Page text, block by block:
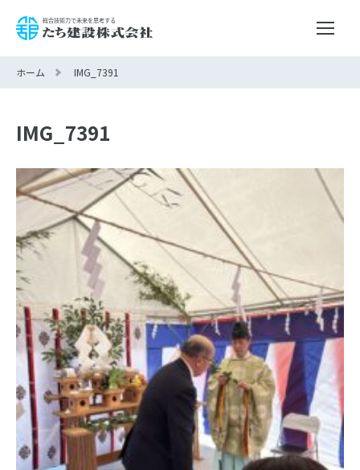
ホーム IMG_7391
IMG_7391